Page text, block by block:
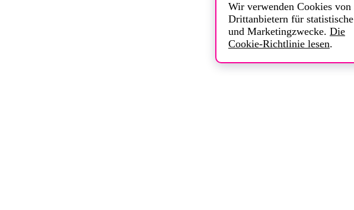
Wir verwenden Cookies von
Drittanbietern für statistische
und Marketingzwecke. Die
Cookie-Richtlinie lesen.